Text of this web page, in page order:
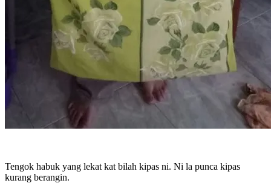
Tengok habuk yang lekat kat bilah kipas ni. Ni la punca kipas
kurang berangin.